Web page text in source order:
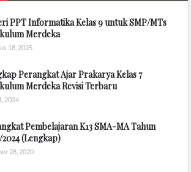
PPT Informatika Kelas 9 untuk SMP/MTs
Merdeka
18, 2025
Perangkat Ajar Prakarya Kelas 7
Merdeka Revisi Terbaru
2024
Pembelajaran K13 SMA-MA Tahun
2024 (Lengkap)
28, 2020